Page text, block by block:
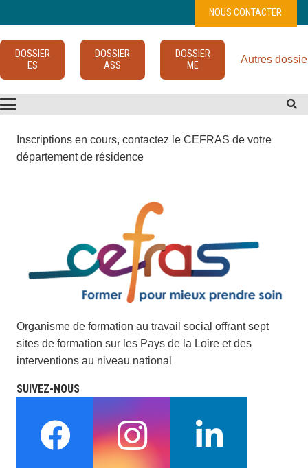
NOUS CONTACTER
DOSSIER
ES
DOSSIER
ASS
DOSSIER
ME
Autres
Inscriptions en cours, contactez le CEFRAS de votre
département de résidence
Organisme de formation au travail social offrant sept
sites de formation sur les Pays de la Loire et des
interventions au niveau national
SUIVEZ-NOUS